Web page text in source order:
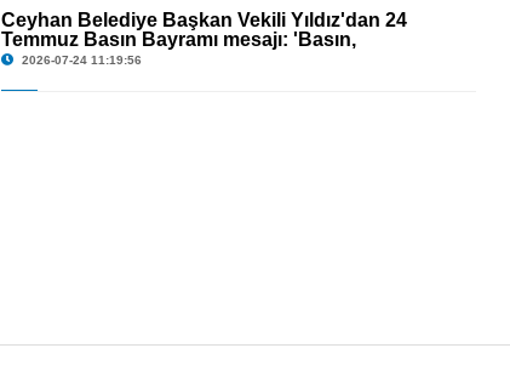
© Ceyhan Belediye Başkan Vekili Yıldız'dan 24 Temmuz Basın Bayramı mesajı:
'Basın, demokrasinin vazgeçilmez gücüdür'
Ceyhan Belediye Başkan Vekili Yıldız'dan 24
Temmuz Basın Bayramı mesajı: 'Basın,
demokrasinin vazgeçilmez gücüdür'
2026-07-24 11:19:56